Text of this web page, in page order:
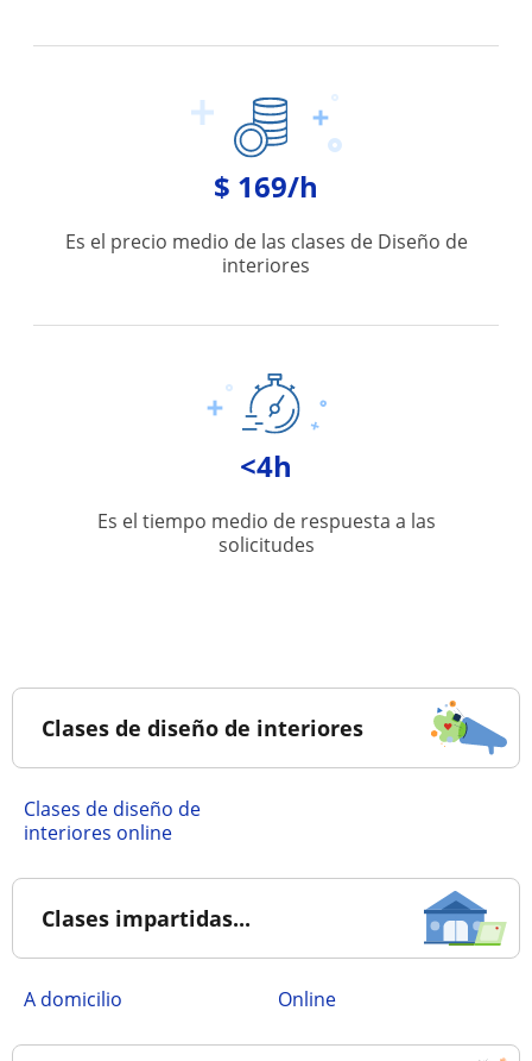
$ 169/h
Es el precio medio de las clases de Diseño de
interiores
<4h
Es el tiempo medio de respuesta a las
solicitudes
Clases de diseño de interiores
Clases de diseño de
interiores online
Clases impartidas...
a domicilio online